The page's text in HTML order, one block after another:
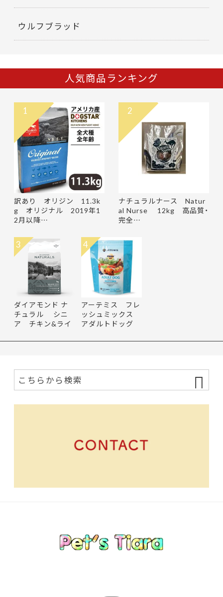
ウルフブラッド
人気商品ランキング
訳あり オリジン 11.3k
g オリジナル 2019年1
2月以降…
1
ナチュラルナース Natur
al Nurse 12kg 高品質・
完全…
2
ダイアモンド ナ
チュラル シニ
ア チキン&ライ
3
アーテミス フレ
ッシュミックス
アダルトドッグ
4